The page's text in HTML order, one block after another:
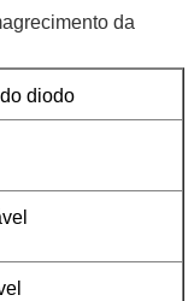
da
diodo